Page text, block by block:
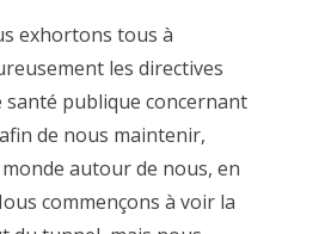
exhortons tous à
les directives
santé publique concernant
de nous maintenir,
autour de nous, en
commençons à voir la